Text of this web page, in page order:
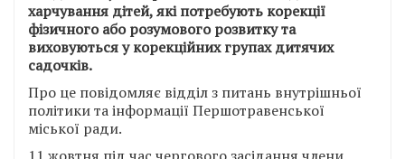
харчування дітей, які потребують корекції
фізичного або розумового розвитку та
виховуються у корекційних групах дитячих
садочків.
Про це повідомляє відділ з питань внутрішньої
політики та інформації Першотравенської
міської ради.